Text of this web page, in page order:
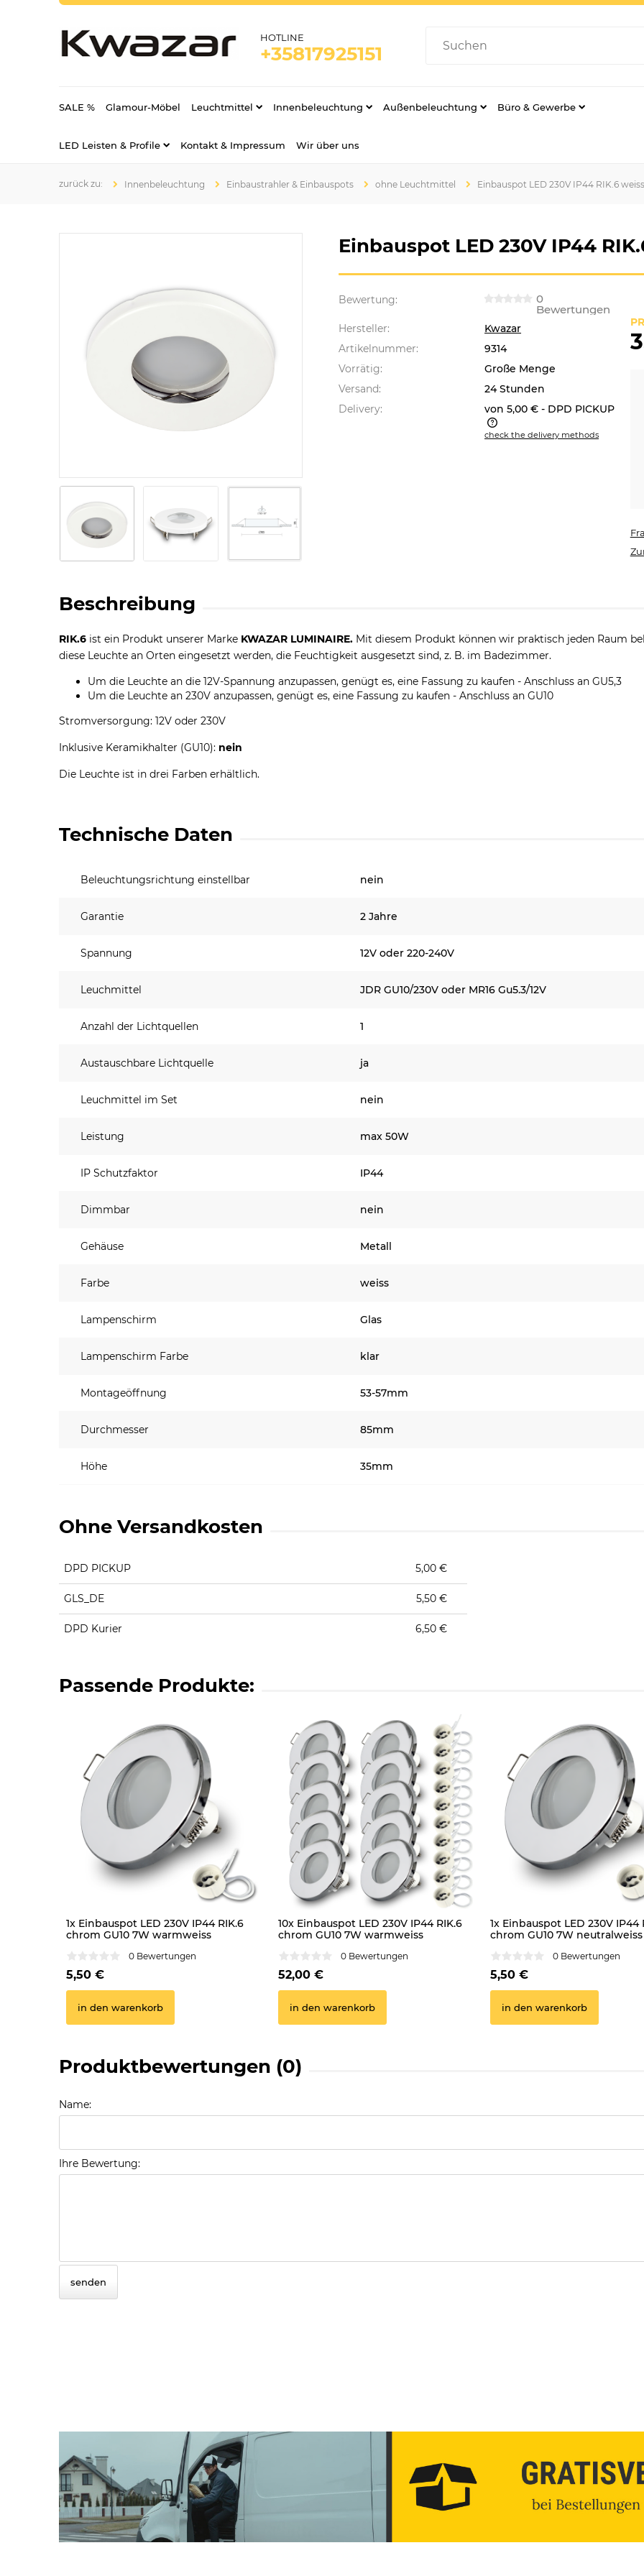
HOTLINE
+35817925151
SALE % Glamour-Möbel Leuchtmittel Innenbeleuchtung Außenbeleuchtung Büro & Gewerbe
LED Leisten & Profile Kontakt & Impressum Wir über uns
Innenbeleuchtung Einbaustrahler & Einbauspots ohne Leuchtmittel Einbauspot LED 230V IP44 RIK.6 weiss
Einbauspot LED 230V IP44
Bewertung: 0
Bewertungen
Hersteller:
Kwazar
Artikelnummer:
9314
Vorrätig:
Große Menge
Versand:
24 Stunden
Delivery:
von 5,00 € - DPD PICKUP
check the delivery methods
Beschreibung
RIK.6 ist ein Produkt unserer Marke KWAZAR LUMINAIRE. Mit diesem Produkt können wir praktisch jeden Raum
diese Leuchte an Orten eingesetzt werden, die Feuchtigkeit ausgesetzt sind, z. B. im Badezimmer.
Um die Leuchte an die 12V-Spannung anzupassen, genügt es, eine Fassung zu kaufen - Anschluss an GU5,3
Um die Leuchte an 230V anzupassen, genügt es, eine Fassung zu kaufen - Anschluss an GU10
Stromversorgung: 12V oder 230V
Inklusive Keramikhalter (GU10): nein
Die Leuchte ist in drei Farben erhältlich.
Technische Daten
Beleuchtungsrichtung einstellbar nein
Garantie 2 Jahre
Spannung 12V oder 220-240V
Leuchmittel JDR GU10/230V oder MR16 Gu5.3/12V
Anzahl der Lichtquellen 1
Austauschbare Lichtquelle ja
Leuchmittel im Set nein
Leistung max 50W
IP Schutzfaktor IP44
Dimmbar nein
Gehäuse Metall
Farbe weiss
Lampenschirm Glas
Lampenschirm Farbe klar
Montageöffnung 53-57mm
Durchmesser 85mm
Höhe 35mm
Ohne Versandkosten
DPD PICKUP 5,00 €
GLS_DE 5,50 €
DPD Kurier 6,50 €
Passende Produkte:
1x Einbauspot LED 230V IP44 RIK.6
chrom GU10 7W warmweiss
0 Bewertungen
5,50 €
in den warenkorb
10x Einbauspot LED 230V IP44 RIK.6
chrom GU10 7W warmweiss
0 Bewertungen
52,00 €
in den warenkorb
1x Einbauspot LED 230V IP44
chrom GU10 7W neutralweiss
0 Bewertungen
5,50 €
in den warenkorb
Produktbewertungen (0)
Name:
Ihre Bewertung:
senden